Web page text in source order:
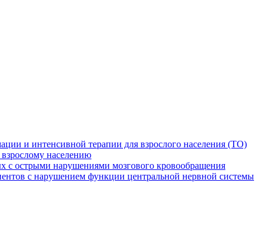
и интенсивной терапии для взрослого населения (ТО)
населению
с острыми нарушениями мозгового кровообращения
с нарушением функции центральной нервной системы